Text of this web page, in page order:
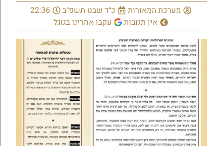
מערכת המאורות כ״ד שבט תשפ״ב
22:36
אין תגובות
עקבו אחרינו בגוגל